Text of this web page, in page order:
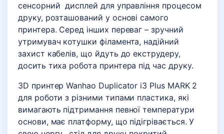
сенсорний дисплей для управління процесом
друку, розташований у основі самого
принтера. Серед інших переваг – зручний
утримувач котушки філамента, надійний
захист кабелів, що йдуть до екструдеру,
досить тиха робота принтера під час друку.
3D принтер Wanhao Duplicator i3 Plus MARK 2
для роботи з різними типами пластика, які
вимагають підтримання певної температури
основи, має платформу, що підігрівається. У